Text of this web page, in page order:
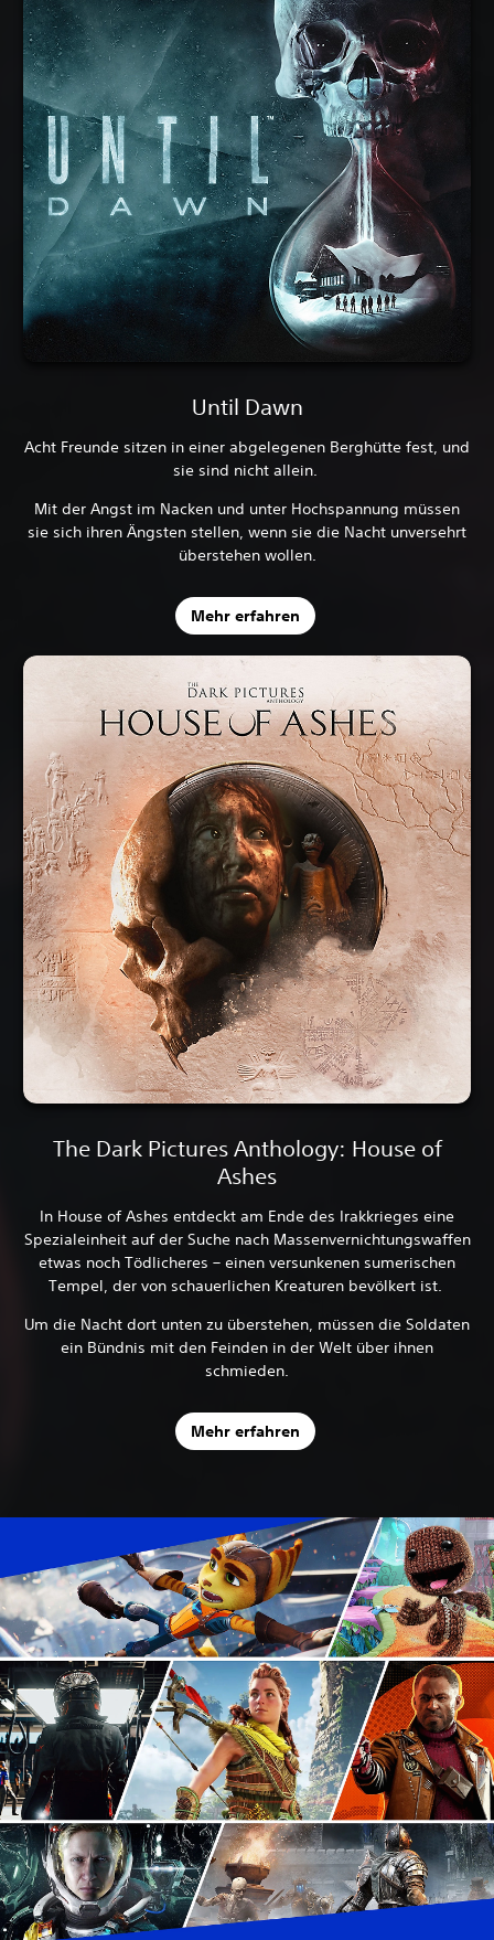
Until Dawn
Acht Freunde sitzen in einer abgelegenen Berghütte fest, und
sie sind nicht allein.
Mit der Angst im Nacken und unter Hochspannung müssen
sie sich ihren Ängsten stellen, wenn sie die Nacht unversehrt
überstehen wollen.
Mehr erfahren
The Dark Pictures Anthology: House of
Ashes
In House of Ashes entdeckt am Ende des Irakkrieges eine
Spezialeinheit auf der Suche nach Massenvernichtungswaffen
etwas noch Tödlicheres – einen versunkenen sumerischen
Tempel, der von schauerlichen Kreaturen bevölkert ist.
Um die Nacht dort unten zu überstehen, müssen die Soldaten
ein Bündnis mit den Feinden in der Welt über ihnen
schmieden.
Mehr erfahren